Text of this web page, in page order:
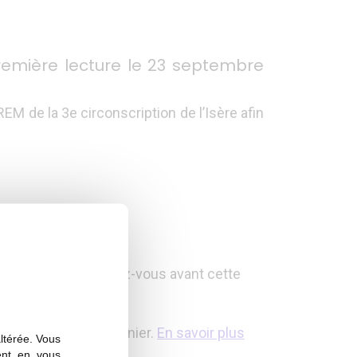
Vous
en vous
lecture le 23 septembre
de la 3e circonscription de l’Isère afin
a déjà pris rendez-vous avant cette
le 4 septembre dernier. En savoir plus